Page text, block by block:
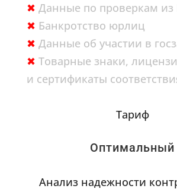
✖ Данные по проверкам из
✖ Банкротство юрлиц
✖ Данные об участии в
✖ Товарные знаки,
и сертификаты
Тариф
Оптимальный
Анализ надежности